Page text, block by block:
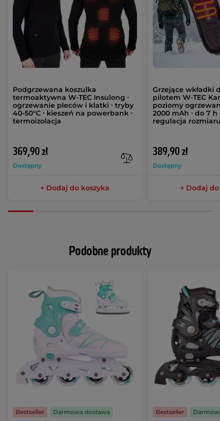
Podgrzewana koszulka
termoaktywna W-TEC Insulong ∙
ogrzewanie pleców i klatki ∙ tryby
40-50°C ∙ kieszeń na powerbank ∙
termoizolacja
369,90 zł
Dostępny
+ Dodaj do koszyka
Grzejące wkładki
pilotem W-TEC
poziomy
2000 mAh ∙ do 7 h
regulacja
389,90 zł
Dostępny
+ Dodaj
Podobne produkty
Bestseller
Darmowa dostawa
Bestseller